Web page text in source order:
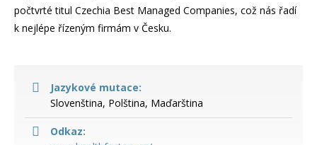
počtvrté titul Czechia Best Managed Companies, což nás řadí
k nejlépe řízeným firmám v Česku.
Jazykové mutace:
Slovenština, Polština, Maďarština
Odkaz: